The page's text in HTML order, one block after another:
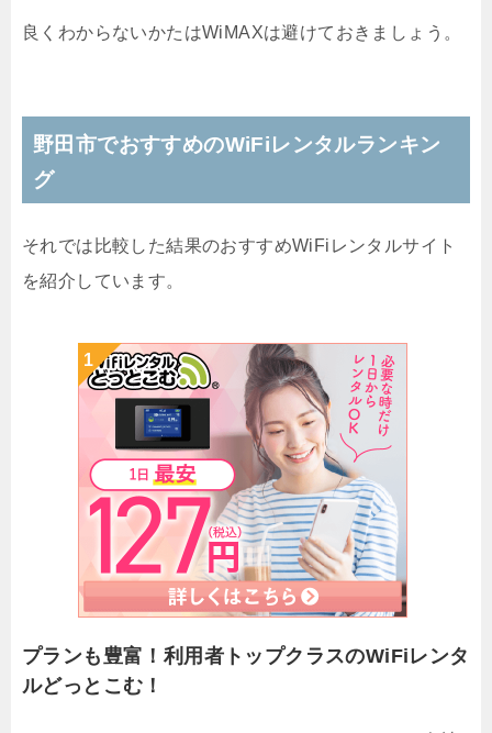
良くわからないかたはWiMAXは避けておきましょう。
野田市でおすすめのWiFiレンタルランキン
グ
それでは比較した結果のおすすめWiFiレンタルサイト
を紹介しています。
プランも豊富！利用者トップクラスのWiFiレンタ
ルどっとこむ！